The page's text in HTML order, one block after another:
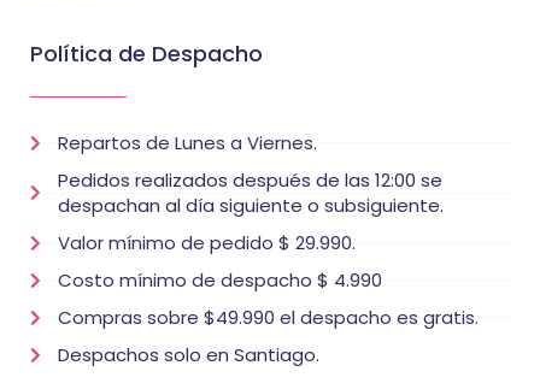
Política de Despacho
Repartos de Lunes a Viernes.
Pedidos realizados después de las 12:00 se
despachan al día siguiente o subsiguiente.
Valor mínimo de pedido $ 29.990.
Costo mínimo de despacho $ 4.990
Compras sobre $49.990 el despacho es gratis.
Despachos solo en Santiago.